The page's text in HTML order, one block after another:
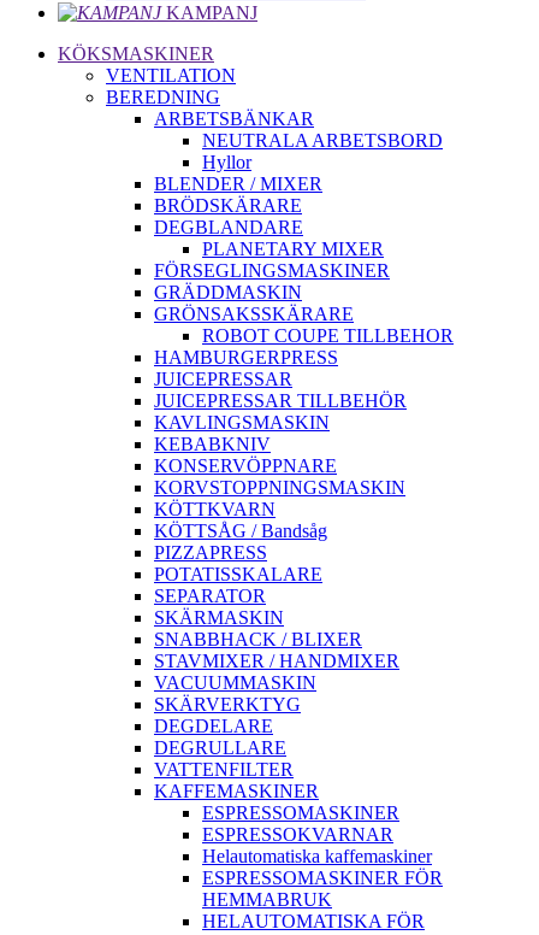
KAMPANJ
KÖKSMASKINER
VENTILATION
BEREDNING
ARBETSBÄNKAR
NEUTRALA ARBETSBORD
Hyllor
BLENDER / MIXER
BRÖDSKÄRARE
DEGBLANDARE
PLANETARY MIXER
FÖRSEGLINGSMASKINER
GRÄDDMASKIN
GRÖNSAKSSKÄRARE
ROBOT COUPE TILLBEHOR
HAMBURGERPRESS
JUICEPRESSAR
JUICEPRESSAR TILLBEHÖR
KAVLINGSMASKIN
KEBABKNIV
KONSERVÖPPNARE
KORVSTOPPNINGSMASKIN
KÖTTKVARN
KÖTTSÅG / Bandsåg
PIZZAPRESS
POTATISSKALARE
SEPARATOR
SKÄRMASKIN
SNABBHACK / BLIXER
STAVMIXER / HANDMIXER
VACUUMMASKIN
SKÄRVERKTYG
DEGDELARE
DEGRULLARE
VATTENFILTER
KAFFEMASKINER
ESPRESSOMASKINER
ESPRESSOKVARNAR
Helautomatiska kaffemaskiner
ESPRESSOMASKINER FÖR
HEMMABRUK
HELAUTOMATISKA FÖR